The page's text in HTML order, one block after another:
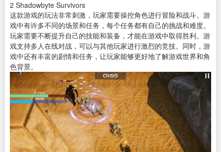
2 Shadowbyte Survivors
这款游戏的玩法非常刺激，玩家需要操控角色进行冒险和战斗。游
戏中有许多不同的场景和任务，每个任务都有自己的挑战和难度。
玩家需要不断提升自己的技能和装备，才能在游戏中取得胜利。游
戏支持多人在线对战，可以与其他玩家进行激烈的竞技。同时，游
戏中还有丰富的剧情和任务，让玩家能够更好地了解游戏世界和角
色背景。